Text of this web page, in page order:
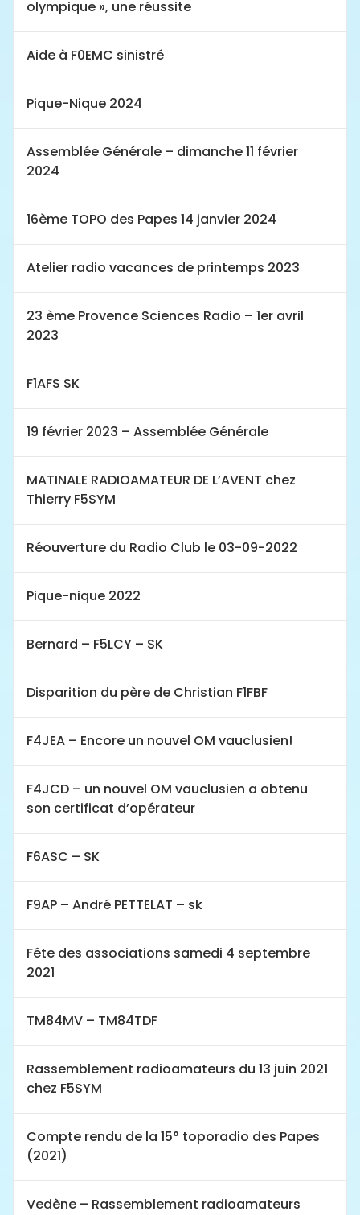
olympique », une réussite
Aide à F0EMC sinistré
Pique-Nique 2024
Assemblée Générale – dimanche 11 février
2024
16ème TOPO des Papes 14 janvier 2024
Atelier radio vacances de printemps 2023
23 ème Provence Sciences Radio – 1er avril
2023
F1AFS SK
19 février 2023 – Assemblée Générale
MATINALE RADIOAMATEUR DE L’AVENT chez
Thierry F5SYM
Réouverture du Radio Club le 03-09-2022
Pique-nique 2022
Bernard – F5LCY – SK
Disparition du père de Christian F1FBF
F4JEA – Encore un nouvel OM vauclusien!
F4JCD – un nouvel OM vauclusien a obtenu
son certificat d’opérateur
F6ASC – SK
F9AP – André PETTELAT – sk
Fête des associations samedi 4 septembre
2021
TM84MV – TM84TDF
Rassemblement radioamateurs du 13 juin 2021
chez F5SYM
Compte rendu de la 15° toporadio des Papes
(2021)
Vedène – Rassemblement radioamateurs